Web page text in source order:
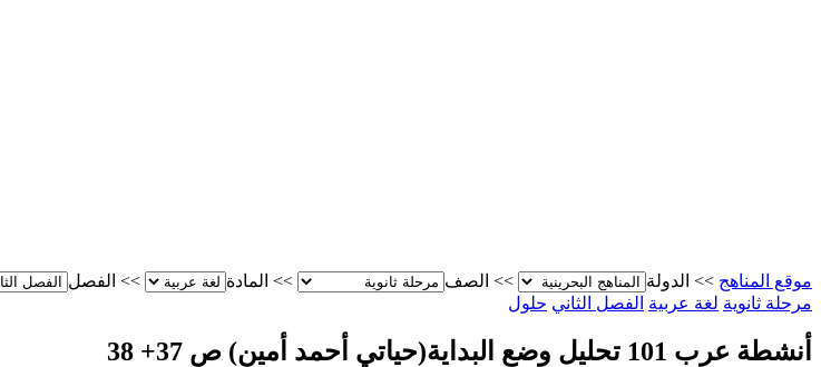
موقع المناهج >> الدولة >> الصف >> المادة >> الفصل
مرحلة ثانوية لغة عربية الفصل الثاني حلول
أنشطة عرب 101 تحليل وضع البداية(حياتي أحمد أمين) ص 37+ 38